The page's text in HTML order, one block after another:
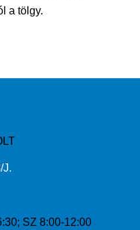
a tölgy.
J.
SZ 8:00-12:00